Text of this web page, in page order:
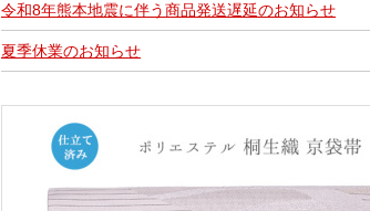
令和8年熊本地震に伴う商品発送遅延のお知らせ
夏季休業のお知らせ